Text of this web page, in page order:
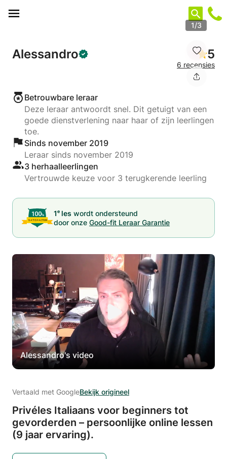
1/3
Alessandro 5
6 recensies
Betrouwbare leraar
Deze leraar antwoordt snel. Dit getuigt van een
goede dienstverlening naar haar of zijn leerlingen
toe.
Sinds november 2019
Leraar sinds november 2019
3 herhaalleerlingen
Vertrouwde keuze voor 3 terugkerende leerling
1e les wordt ondersteund
door onze Good-fit Leraar Garantie
Alessandro's video
Vertaald met GoogleBekijk origineel
Privéles Italiaans voor beginners tot
gevorderden – persoonlijke online lessen
(9 jaar ervaring).